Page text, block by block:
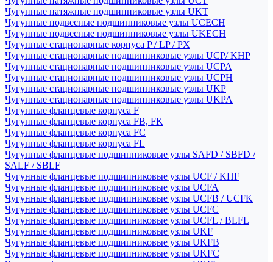
Чугунные натяжные подшипниковые узлы UKT
Чугунные подвесные подшипниковые узлы UCECH
Чугунные подвесные подшипниковые узлы UKECH
Чугунные стационарные корпуса P / LP / PX
Чугунные стационарные подшипниковые узлы UCP/ KHP
Чугунные стационарные подшипниковые узлы UCPA
Чугунные стационарные подшипниковые узлы UCPH
Чугунные стационарные подшипниковые узлы UKP
Чугунные стационарные подшипниковые узлы UKPA
Чугунные фланцевые корпуса F
Чугунные фланцевые корпуса FB, FK
Чугунные фланцевые корпуса FC
Чугунные фланцевые корпуса FL
Чугунные фланцевые подшипниковые узлы SAFD / SBFD /
SALF / SBLF
Чугунные фланцевые подшипниковые узлы UCF / KHF
Чугунные фланцевые подшипниковые узлы UCFA
Чугунные фланцевые подшипниковые узлы UCFB / UCFK
Чугунные фланцевые подшипниковые узлы UCFC
Чугунные фланцевые подшипниковые узлы UCFL / BLFL
Чугунные фланцевые подшипниковые узлы UKF
Чугунные фланцевые подшипниковые узлы UKFB
Чугунные фланцевые подшипниковые узлы UKFC